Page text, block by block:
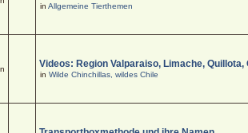
inAllgemeine Tierthemen
Videos: Region Valparaiso, Limache, Quillota,
inWilde Chinchillas, wildes Chile